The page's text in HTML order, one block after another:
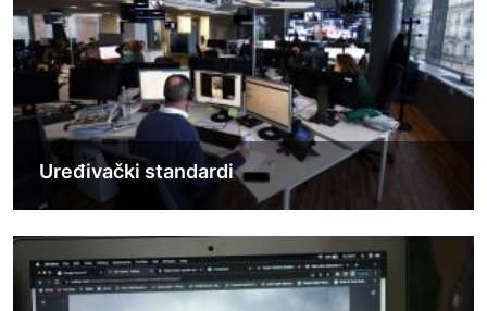
Uređivački standardi
Image